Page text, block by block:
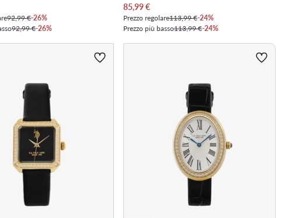
92,99 €-26%
92,99 €-26%
Prezzo attuale
85,99€
Prezzo regolare113,99 €-24%
Prezzo più basso113,99 €-24%